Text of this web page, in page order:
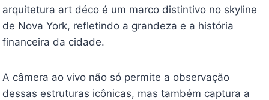
arquitetura art déco é um marco distintivo no skyline
de Nova York, refletindo a grandeza e a história
financeira da cidade.
A câmera ao vivo não só permite a observação
dessas estruturas icônicas, mas também captura a